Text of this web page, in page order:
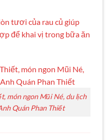
tươi của rau củ giúp
để khai vị trong bữa ăn
món ngon Mũi Né, du lịch
Quán Phan Thiết